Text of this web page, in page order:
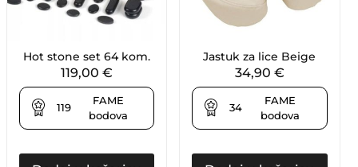
Hot stone set 64 kom.
119,00 €
119
FAME
bodova
Jastuk za lice Beige
34,90 €
34
FAME
bodova